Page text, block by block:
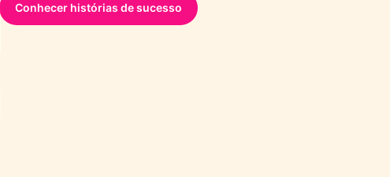
Conhecer histórias de sucesso